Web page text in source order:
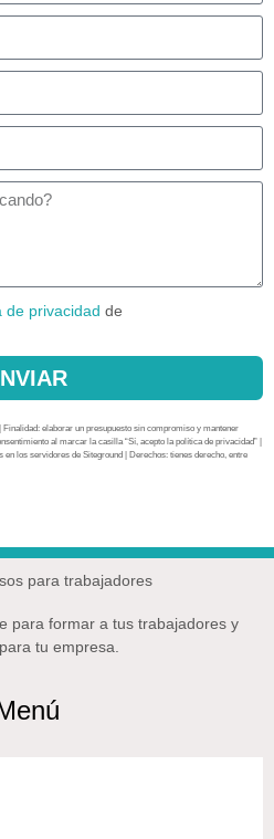
de privacidad de
elaborar un presupuesto sin compromiso y mantener
al marcar la casilla “Sí, acepto la política de privacidad” |
los servidores de Siteground | Derechos: tienes derecho, entre
para formar a tus trabajadores y
tu empresa.